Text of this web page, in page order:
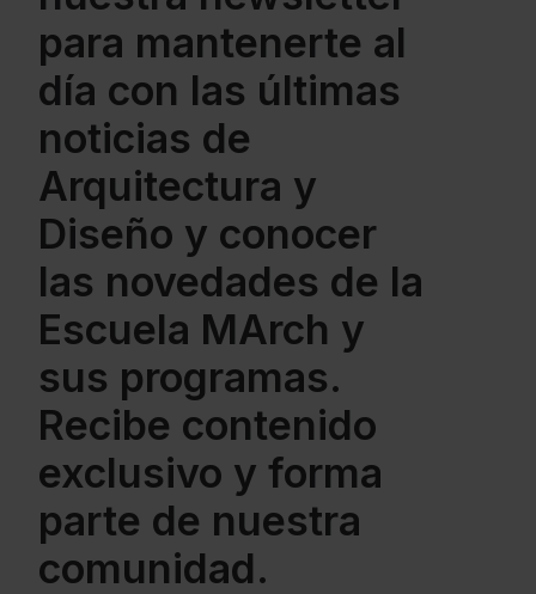
para mantenerte al
día con las últimas
noticias de
Arquitectura y
Diseño y conocer
las novedades de la
Escuela MArch y
sus programas.
Recibe contenido
exclusivo y forma
parte de nuestra
comunidad.